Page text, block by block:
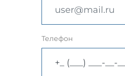
Телефон